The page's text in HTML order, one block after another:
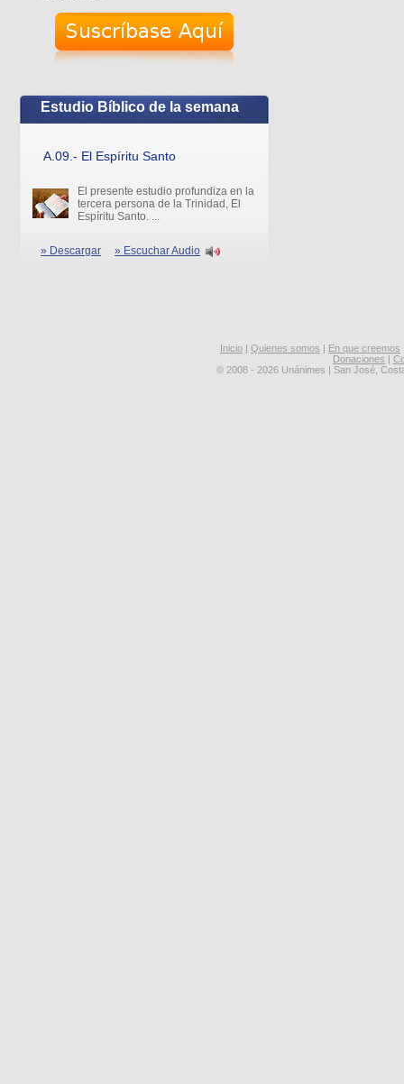
Estudio Bíblico de la semana
A.09.- El Espíritu Santo
El presente estudio profundiza en la
tercera persona de la Trinidad, El
Espíritu Santo. ...
» Descargar » Escuchar Audio
Inicio | Quienes somos | En que creemos
Donaciones |
© 2008 - 2026 Unánimes | San José,